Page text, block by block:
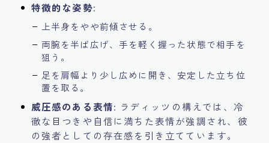
特徴的な姿勢:
上半身をやや前傾させる。
両腕を半ば広げ、手を軽く握った状態で相手を
狙う。
足を肩幅より少し広めに開き、安定した立ち位
置を取る。
威圧感のある表情: ラディッツの構えでは、冷
徹な目つきや自信に満ちた表情が強調され、彼
の強者としての存在感を引き立てています。